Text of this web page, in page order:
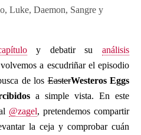
Luke, Daemon, Sangre y
y debatir su análisis
a escudriñar el episodio
de losEasterWesteros Eggs
a simple vista. En este
@zagel, pretendemos compartir
la ceja y comprobar cuán